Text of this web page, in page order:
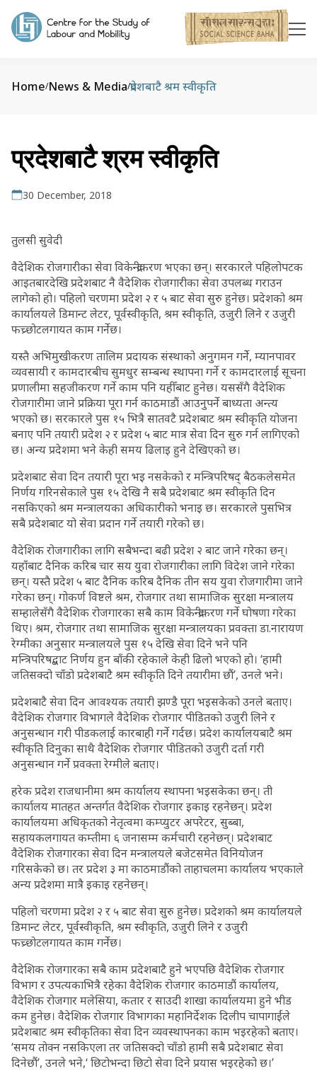
Home/News & Media/प्रदेशबाटै श्रम स्वीकृति
प्रदेशबाटै श्रम स्वीकृति
30 December, 2018
तुलसी सुवेदी
वैदेशिक रोजगारीका सेवा विकेन्द्रीकरण भएका छन्। सरकारले पहिलोपटक
आइतबारदेखि प्रदेशबाट नै वैदेशिक रोजगारीका सेवा उपलब्ध गराउन
लागेको हो। पहिलो चरणमा प्रदेश २ र ५ बाट सेवा सुरु हुनेछ। प्रदेशको श्रम
कार्यालयले डिमान्ट लेटर, पूर्वस्वीकृति, श्रम स्वीकृति, उजुरी लिने र उजुरी
फच्र्छोटलगायत काम गर्नेछ।
यस्तै अभिमुखीकरण तालिम प्रदायक संस्थाको अनुगमन गर्नेे, म्यानपावर
व्यवसायी र कामदारबीच सुमधुर सम्बन्ध स्थापना गर्ने र कामदारलाई सूचना
प्रणालीमा सहजीकरण गर्ने काम पनि यहीँबाट हुनेछ। यससँगै वैदेशिक
रोजगारीमा जाने प्रक्रिया पूरा गर्न काठमाडौं आउनुपर्ने बाध्यता अन्त्य
भएको छ। सरकारले पुस १५ भित्रै सातवटै प्रदेशबाट श्रम स्वीकृति योजना
बनाए पनि तयारी प्रदेश २ र प्रदेश ५ बाट मात्र सेवा दिन सुरु गर्न लागिएको
छ। अन्य प्रदेशमा भने केही समय ढिलाइ हुने देखिएको छ।
प्रदेशबाट सेवा दिन तयारी पूरा भइ नसकेको र मन्त्रिपरिषद् बैठकलेसमेत
निर्णय गरिनसेकाले पुस १५ देखि नै सबै प्रदेशबाट श्रम स्वीकृति दिन
नसकिएको श्रम मन्त्रालयका अधिकारीको भनाइ छ। सरकारले पुसभित्र
सबै प्रदेशबाट यो सेवा प्रदान गर्ने तयारी गरेको छ।
वैदेशिक रोजगारीका लागि सबैभन्दा बढी प्रदेश २ बाट जाने गरेका छन्।
यहाँबाट दैनिक करिब चार सय युवा रोजगारीका लागि विदेश जाने गरेका
छन्। यस्तै प्रदेश ५ बाट दैनिक करिब दैनिक तीन सय युवा रोजगारीमा जाने
गरेका छन्। गोकर्ण विष्टले श्रम, रोजगार तथा सामाजिक सुरक्षा मन्त्रालय
सम्हालेसँगै वैदेशिक रोजगारका सबै काम विकेन्द्रीकरण गर्ने घोषणा गरेका
थिए। श्रम, रोजगार तथा सामाजिक सुरक्षा मन्त्रालयका प्रवक्ता डा.नारायण
रेग्मीका अनुसार मन्त्रालयले पुस १५ देखि सेवा दिने भने पनि
मन्त्रिपरिषद्बाट निर्णय हुन बाँकी रहेकाले केही ढिलो भएको हो। ‘हामी
जतिसक्दो चाँडो प्रदेशबाटै श्रम स्वीकृति दिने तयारीमा छौं’, उनले भने।
प्रदेशबाटै सेवा दिन आवश्यक तयारी झण्डै पूरा भइसकेको उनले बताए।
वैदेशिक रोजगार विभागले वैदेशिक रोजगार पीडितको उजुरी लिने र
अनुसन्धान गरी पीडकलाई कारबाही गर्ने गर्दछ। प्रदेश कार्यालयबाटै श्रम
स्वीकृति दिनुका साथै वैदेशिक रोजगार पीडितको उजुरी दर्ता गरी
अनुसन्धान गर्ने प्रवक्ता रेग्मीले बताए।
हरेक प्रदेश राजधानीमा श्रम कार्यालय स्थापना भइसकेका छन्। ती
कार्यालय मातहत अन्तर्गत वैदेशिक रोजगार इकाइ रहनेछन्। प्रदेश
कार्यालयमा अधिकृतको नेतृत्वमा कम्प्युटर अपरेटर, सुब्बा,
सहायकलगायत कम्तीमा ६ जनासम्म कर्मचारी रहनेछन्। प्रदेशबाट
वैदेशिक रोजगारका सेवा दिन मन्त्रालयले बजेटसमेत विनियोजन
गरिसकेको छ। तर प्रदेश ३ मा काठमाडौंको ताहाचलमा कार्यालय भएकाले
अन्य प्रदेशमा मात्रै इकाइ रहनेछन्।
पहिलो चरणमा प्रदेश २ र ५ बाट सेवा सुरु हुनेछ। प्रदेशको श्रम कार्यालयले
डिमान्ट लेटर, पूर्वस्वीकृति, श्रम स्वीकृति, उजुरी लिने र उजुरी
फच्र्छोटलगायत काम गर्नेछ।
वैदेशिक रोजगारका सबै काम प्रदेशबाटै हुने भएपछि वैदेशिक रोजगार
विभाग र उपत्यकाभित्रै रहेका वैदेशिक रोजगार काठमाडौं कार्यालय,
वैदेशिक रोजगार मलेसिया, कतार र साउदी शाखा कार्यालयमा हुने भीड
कम हुनेछ। वैदेशिक रोजगार विभागका महानिर्देशक दिलीप चापागाईंले
प्रदेशबाट श्रम स्वीकृतिका सेवा दिन व्यवस्थापनका काम भइरहेको बताए।
‘समय तोक्न नसकिएला तर जतिसक्दो चाँडो हामी सबै प्रदेशबाट सेवा
दिनेछौं’, उनले भने,‘ छिटोभन्दा छिटो सेवा दिने प्रयास भइरहेको छ।’